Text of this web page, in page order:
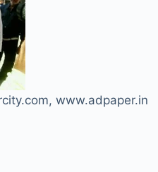
www.adpaper.in